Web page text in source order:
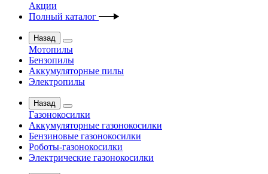
Акции
Полный каталог
Назад
Мотопилы
Бензопилы
Аккумуляторные пилы
Электропилы
Назад
Газонокосилки
Аккумуляторные газонокосилки
Бензиновые газонокосилки
Роботы-газонокосилки
Электрические газонокосилки